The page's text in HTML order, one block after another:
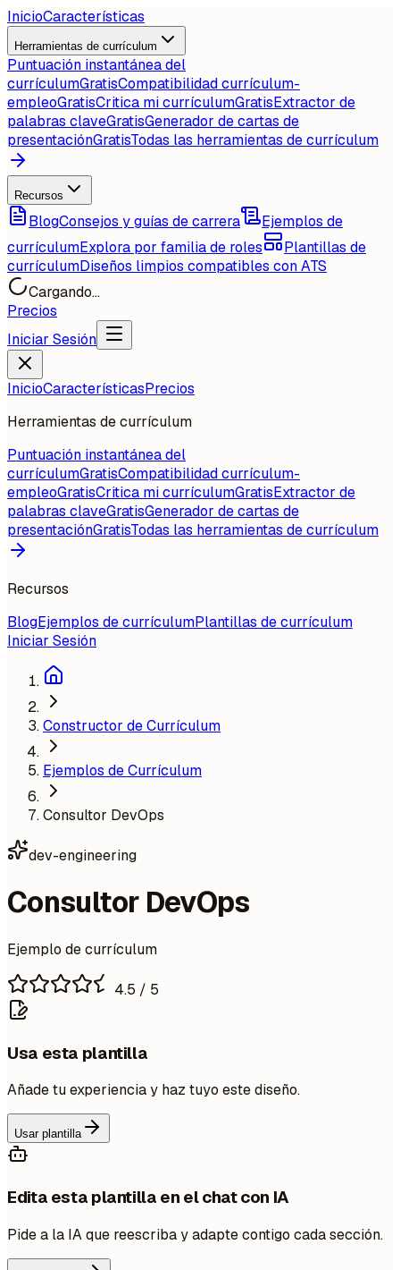
InicioCaracterísticas
Herramientas de currículum
Puntuación instantánea del
currículumGratisCompatibilidad currículum-
empleoGratisCritica mi currículumGratisExtractor de
palabras claveGratisGenerador de cartas de
presentaciónGratisTodas las herramientas de currículum
Recursos
BlogConsejos y guías de carrera
Ejemplos de
currículumExplora por familia de roles
Plantillas de
currículumDiseños limpios compatibles con ATS
Cargando...
Precios
Iniciar Sesión
InicioCaracterísticasPrecios
Herramientas de currículum
Puntuación instantánea del
currículumGratisCompatibilidad currículum-
empleoGratisCritica mi currículumGratisExtractor de
palabras claveGratisGenerador de cartas de
presentaciónGratisTodas las herramientas de currículum
Recursos
BlogEjemplos de currículumPlantillas de currículum
Iniciar Sesión
Constructor de Currículum
Ejemplos de Currículum
Consultor DevOps
dev-engineering
Consultor DevOps
Ejemplo de currículum
4.5 / 5
Usa esta plantilla
Añade tu experiencia y haz tuyo este diseño.
Usar plantilla
Edita esta plantilla en el chat con IA
Pide a la IA que reescriba y adapte contigo cada sección.